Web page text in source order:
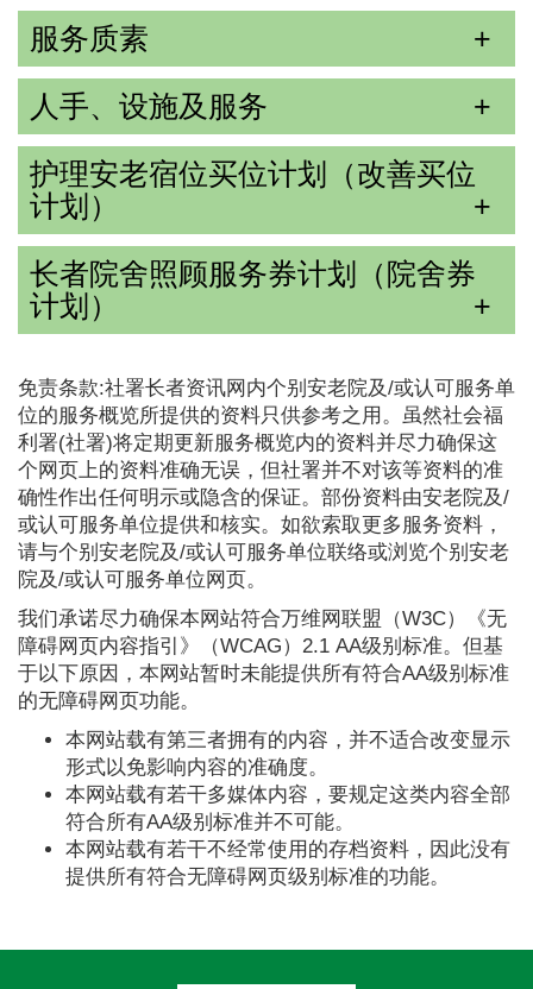
服务质素
人手、设施及服务
护理安老宿位买位计划（改善买位
计划）
长者院舍照顾服务券计划（院舍券
计划）
免责条款:社署长者资讯网内个别安老院及/或认可服务单
位的服务概览所提供的资料只供参考之用。虽然社会福
利署(社署)将定期更新服务概览内的资料并尽力确保这
个网页上的资料准确无误，但社署并不对该等资料的准
确性作出任何明示或隐含的保证。部份资料由安老院及/
或认可服务单位提供和核实。如欲索取更多服务资料，
请与个别安老院及/或认可服务单位联络或浏览个别安老
院及/或认可服务单位网页。
我们承诺尽力确保本网站符合万维网联盟（W3C）《无
障碍网页内容指引》（WCAG）2.1 AA级别标准。但基
于以下原因，本网站暂时未能提供所有符合AA级别标准
的无障碍网页功能。
本网站载有第三者拥有的内容，并不适合改变显示
形式以免影响内容的准确度。
本网站载有若干多媒体内容，要规定这类内容全部
符合所有AA级别标准并不可能。
本网站载有若干不经常使用的存档资料，因此没有
提供所有符合无障碍网页级别标准的功能。